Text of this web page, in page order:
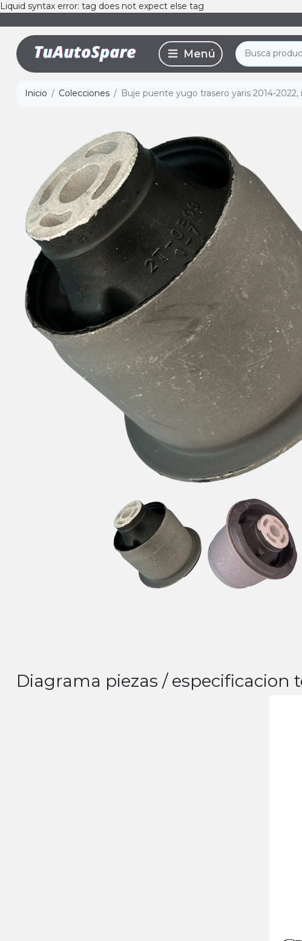
Liquid syntax error: tag does not expect else tag
Inicio Colecciones Buje puente yugo trasero yaris 2014-2022,
Diagrama piezas / especificacion